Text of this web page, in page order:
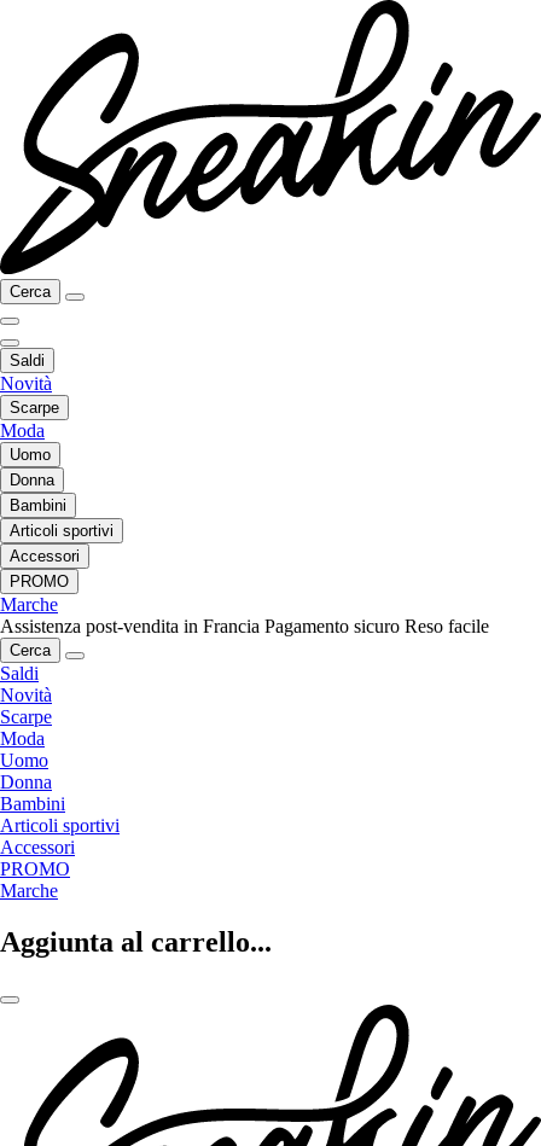
Cerca
Saldi
Novità
Scarpe
Moda
Uomo
Donna
Bambini
Articoli sportivi
Accessori
PROMO
Marche
Assistenza post-vendita in Francia Pagamento sicuro Reso facile
Cerca
Saldi
Novità
Scarpe
Moda
Uomo
Donna
Bambini
Articoli sportivi
Accessori
PROMO
Marche
Aggiunta al carrello...